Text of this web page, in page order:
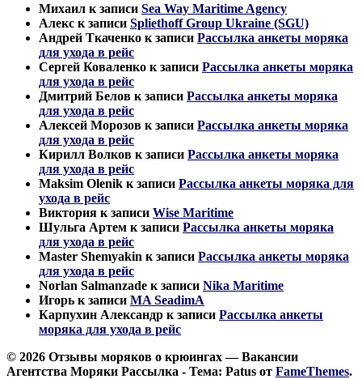
Михаил к записи Sea Way Maritime Agency
Алекс к записи Spliethoff Group Ukraine (SGU)
Андрей Ткаченко к записи Рассылка анкеты моряка
для ухода в рейс
Сергей Коваленко к записи Рассылка анкеты моряка
для ухода в рейс
Дмитрий Белов к записи Рассылка анкеты моряка
для ухода в рейс
Алексей Морозов к записи Рассылка анкеты моряка
для ухода в рейс
Кирилл Волков к записи Рассылка анкеты моряка
для ухода в рейс
Maksim Olenik к записи Рассылка анкеты моряка для
ухода в рейс
Виктория к записи Wise Maritime
Шульга Артем к записи Рассылка анкеты моряка
для ухода в рейс
Master Shemyakin к записи Рассылка анкеты моряка
для ухода в рейс
Norlan Salmanzade к записи Nika Maritime
Игорь к записи MA SeadimA
Карпухин Александр к записи Рассылка анкеты
моряка для ухода в рейс
© 2026 Отзывы моряков о крюингах — Вакансии
Агентства Моряки Рассылка - Тема: Patus от FameThemes.